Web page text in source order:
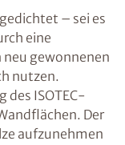
– sei es
eine
gewonnenen
nutzen.
des ISOTEC-
Der
aufzunehmen